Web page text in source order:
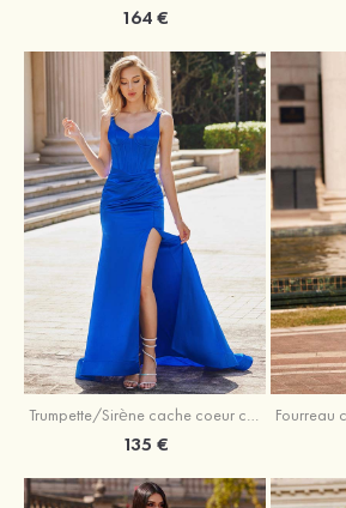
164 €
Trumpette/Sirène cache coeur charmeuse traîne balayage robe de bal
135 €